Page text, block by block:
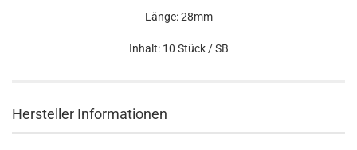
Länge: 28mm
Inhalt: 10 Stück / SB
Hersteller Informationen